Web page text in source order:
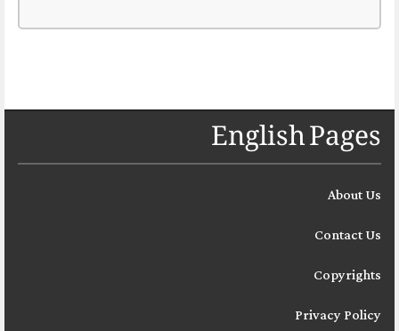
English Pages
About Us
Contact Us
Copyrights
Privacy Policy